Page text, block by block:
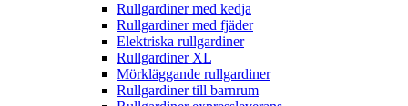
Rullgardiner med kedja
Rullgardiner med fjäder
Elektriska rullgardiner
Rullgardiner XL
Mörkläggande rullgardiner
Rullgardiner till barnrum